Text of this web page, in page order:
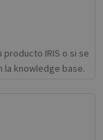
IRIS o si se
la knowledge base.